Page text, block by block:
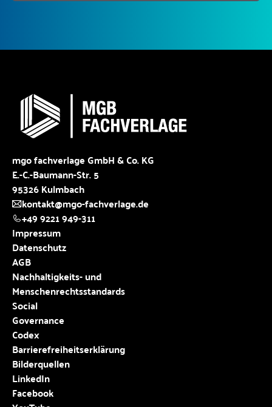
mgo fachverlage GmbH & Co. KG
E.-C.-Baumann-Str. 5
95326 Kulmbach
kontakt@mgo-fachverlage.de
+49 9221 949-311
Impressum
Datenschutz
AGB
Nachhaltigkeits- und
Menschenrechtsstandards
Social
Governance
Codex
Barrierefreiheitserklärung
Bilderquellen
LinkedIn
Facebook